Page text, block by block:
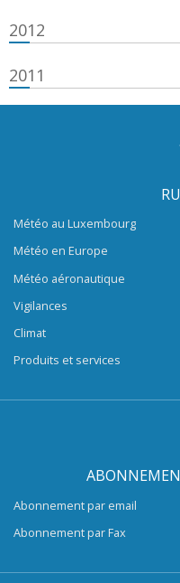
2012
2011
Météo au Luxembourg
Météo en Europe
Météo aéronautique
Vigilances
Climat
Produits et services
Abonnement par email
Abonnement par Fax